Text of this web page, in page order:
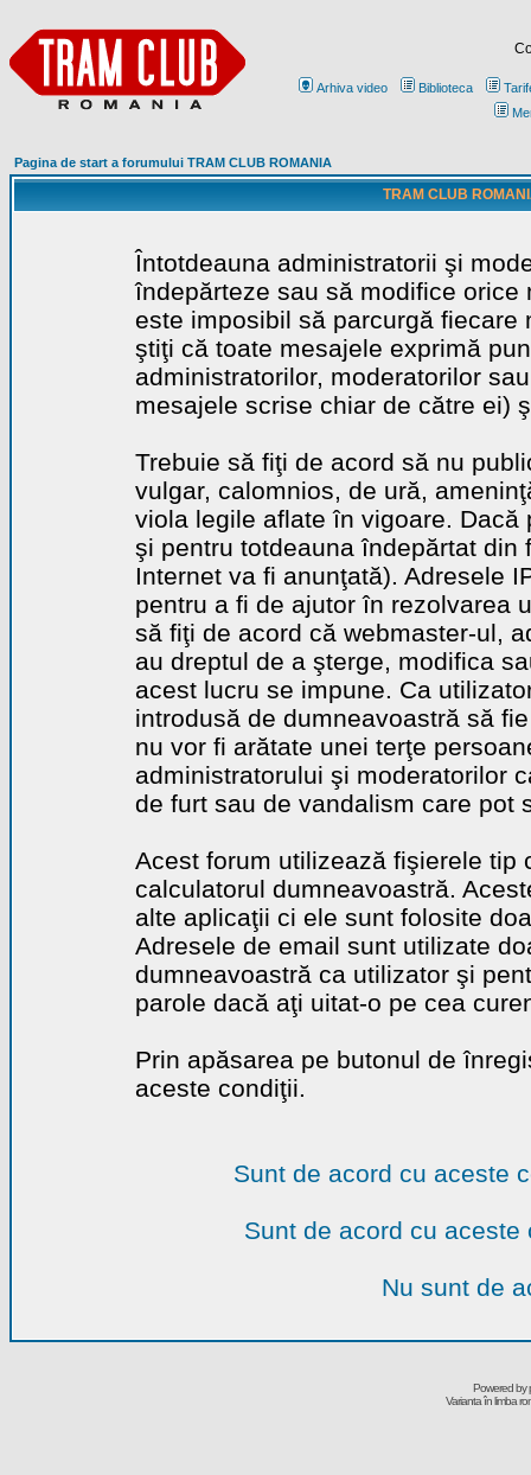
Arhiva video Biblioteca
Pagina de start a forumului TRAM CLUB ROMANIA
TRAM CLUB
Întotdeauna administratorii şi
îndepărteze sau să modifice
este imposibil să parcurgă
ştiţi că toate mesajele exprimă
administratorilor, moderatorilor
mesajele scrise chiar de către ei)
Trebuie să fiţi de acord să nu
vulgar, calomnios, de ură,
viola legile aflate în vigoare.
şi pentru totdeauna îndepărtat
Internet va fi anunţată). Adresele
pentru a fi de ajutor în rezolvarea
să fiţi de acord că webmaster-ul,
au dreptul de a şterge, modifica
acest lucru se impune. Ca
introdusă de dumneavoastră să
nu vor fi arătate unei terţe
administratorului şi moderatorilor
de furt sau de vandalism care pot
Acest forum utilizează fişierele tip
calculatorul dumneavoastră.
alte aplicaţii ci ele sunt folosite
Adresele de email sunt utilizate
dumneavoastră ca utilizator şi
parole dacă aţi uitat-o pe cea
Prin apăsarea pe butonul de
aceste condiţii.
Sunt de acord cu aceste
Sunt de acord cu
Nu sunt de
Powered by
Varianta în limba